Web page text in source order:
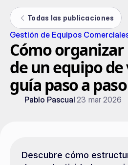
Todas las publicaciones
Gestión de Equipos
Cómo organizar
de un equipo de
guía paso a paso
Pablo Pascual 23 mar 2026
Descubre cómo